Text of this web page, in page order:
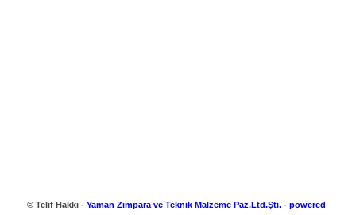
© Telif Hakkı - Yaman Zımpara ve Teknik Malzeme Paz.Ltd.Şti.- powered